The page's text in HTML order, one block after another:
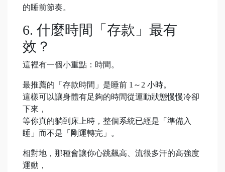
的睡前節奏。
6. 什麼時間「存款」最有
效？
這裡有一個小重點：時間。
最推薦的「存款時間」是睡前 1～2 小時。
這樣可以讓身體有足夠的時間從運動狀態慢慢冷卻
下來，
等你真的躺到床上時，整個系統已經是「準備入
睡」而不是「剛運轉完」。
相對地，那種會讓你心跳飆高、流很多汗的高強度
運動，